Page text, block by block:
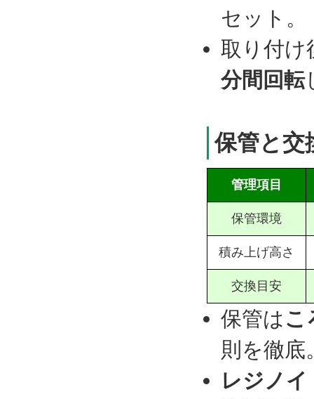
セット。
取り付け
分間回転
保管と交
管理項目
保管環境
積み上げ高さ
交換目安
保管は こ
則を徹底
レジノイ